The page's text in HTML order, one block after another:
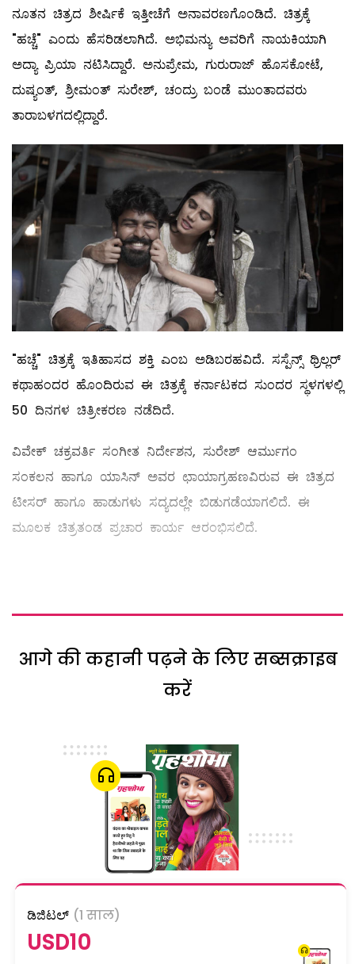
ನೂತನ ಚಿತ್ರದ ಶೀರ್ಷಿಕೆ ಇತ್ತೀಚೆಗೆ ಅನಾವರಣಗೊಂಡಿದೆ. ಚಿತ್ರಕ್ಕೆ
"ಹಚ್ಚೆ" ಎಂದು ಹೆಸರಿಡಲಾಗಿದೆ. ಅಭಿಮನ್ಯು ಅವರಿಗೆ ನಾಯಕಿಯಾಗಿ
ಅದ್ಯಾ ಪ್ರಿಯಾ ನಟಿಸಿದ್ದಾರೆ. ಅನುಪ್ರೇಮ, ಗುರುರಾಜ್ ಹೊಸಕೋಟೆ,
ದುಷ್ಯಂತ್, ಶ್ರೀಮಂತ್ ಸುರೇಶ್, ಚಂದ್ರು ಬಂಡೆ ಮುಂತಾದವರು
ತಾರಾಬಳಗದಲ್ಲಿದ್ದಾರೆ.
"ಹಚ್ಚೆ" ಚಿತ್ರಕ್ಕೆ ಇತಿಹಾಸದ ಶಕ್ತಿ ಎಂಬ ಅಡಿಬರಹವಿದೆ. ಸಸ್ಪೆನ್ಸ್ ಥ್ರಿಲ್ಲರ್
ಕಥಾಹಂದರ ಹೊಂದಿರುವ ಈ ಚಿತ್ರಕ್ಕೆ ಕರ್ನಾಟಕದ ಸುಂದರ ಸ್ಥಳಗಳಲ್ಲಿ
50 ದಿನಗಳ ಚಿತ್ರೀಕರಣ ನಡೆದಿದೆ.
ವಿವೇಕ್ ಚಕ್ರವರ್ತಿ ಸಂಗೀತ ನಿರ್ದೇಶನ, ಸುರೇಶ್ ಆರ್ಮುಗಂ
ಸಂಕಲನ ಹಾಗೂ ಯಾಸಿನ್ ಅವರ ಛಾಯಾಗ್ರಹಣವಿರುವ ಈ ಚಿತ್ರದ
ಟೀಸರ್ ಹಾಗೂ ಹಾಡುಗಳು ಸದ್ಯದಲ್ಲೇ ಬಿಡುಗಡೆಯಾಗಲಿದೆ. ಈ
ಮೂಲಕ ಚಿತ್ರತಂಡ ಪ್ರಚಾರ ಕಾರ್ಯ ಆರಂಭಿಸಲಿದೆ.
आगे की कहानी पढ़ने के लिए सब्सक्राइब
करें
ಡಿಜಿಟಲ್ (1 साल)
USD10